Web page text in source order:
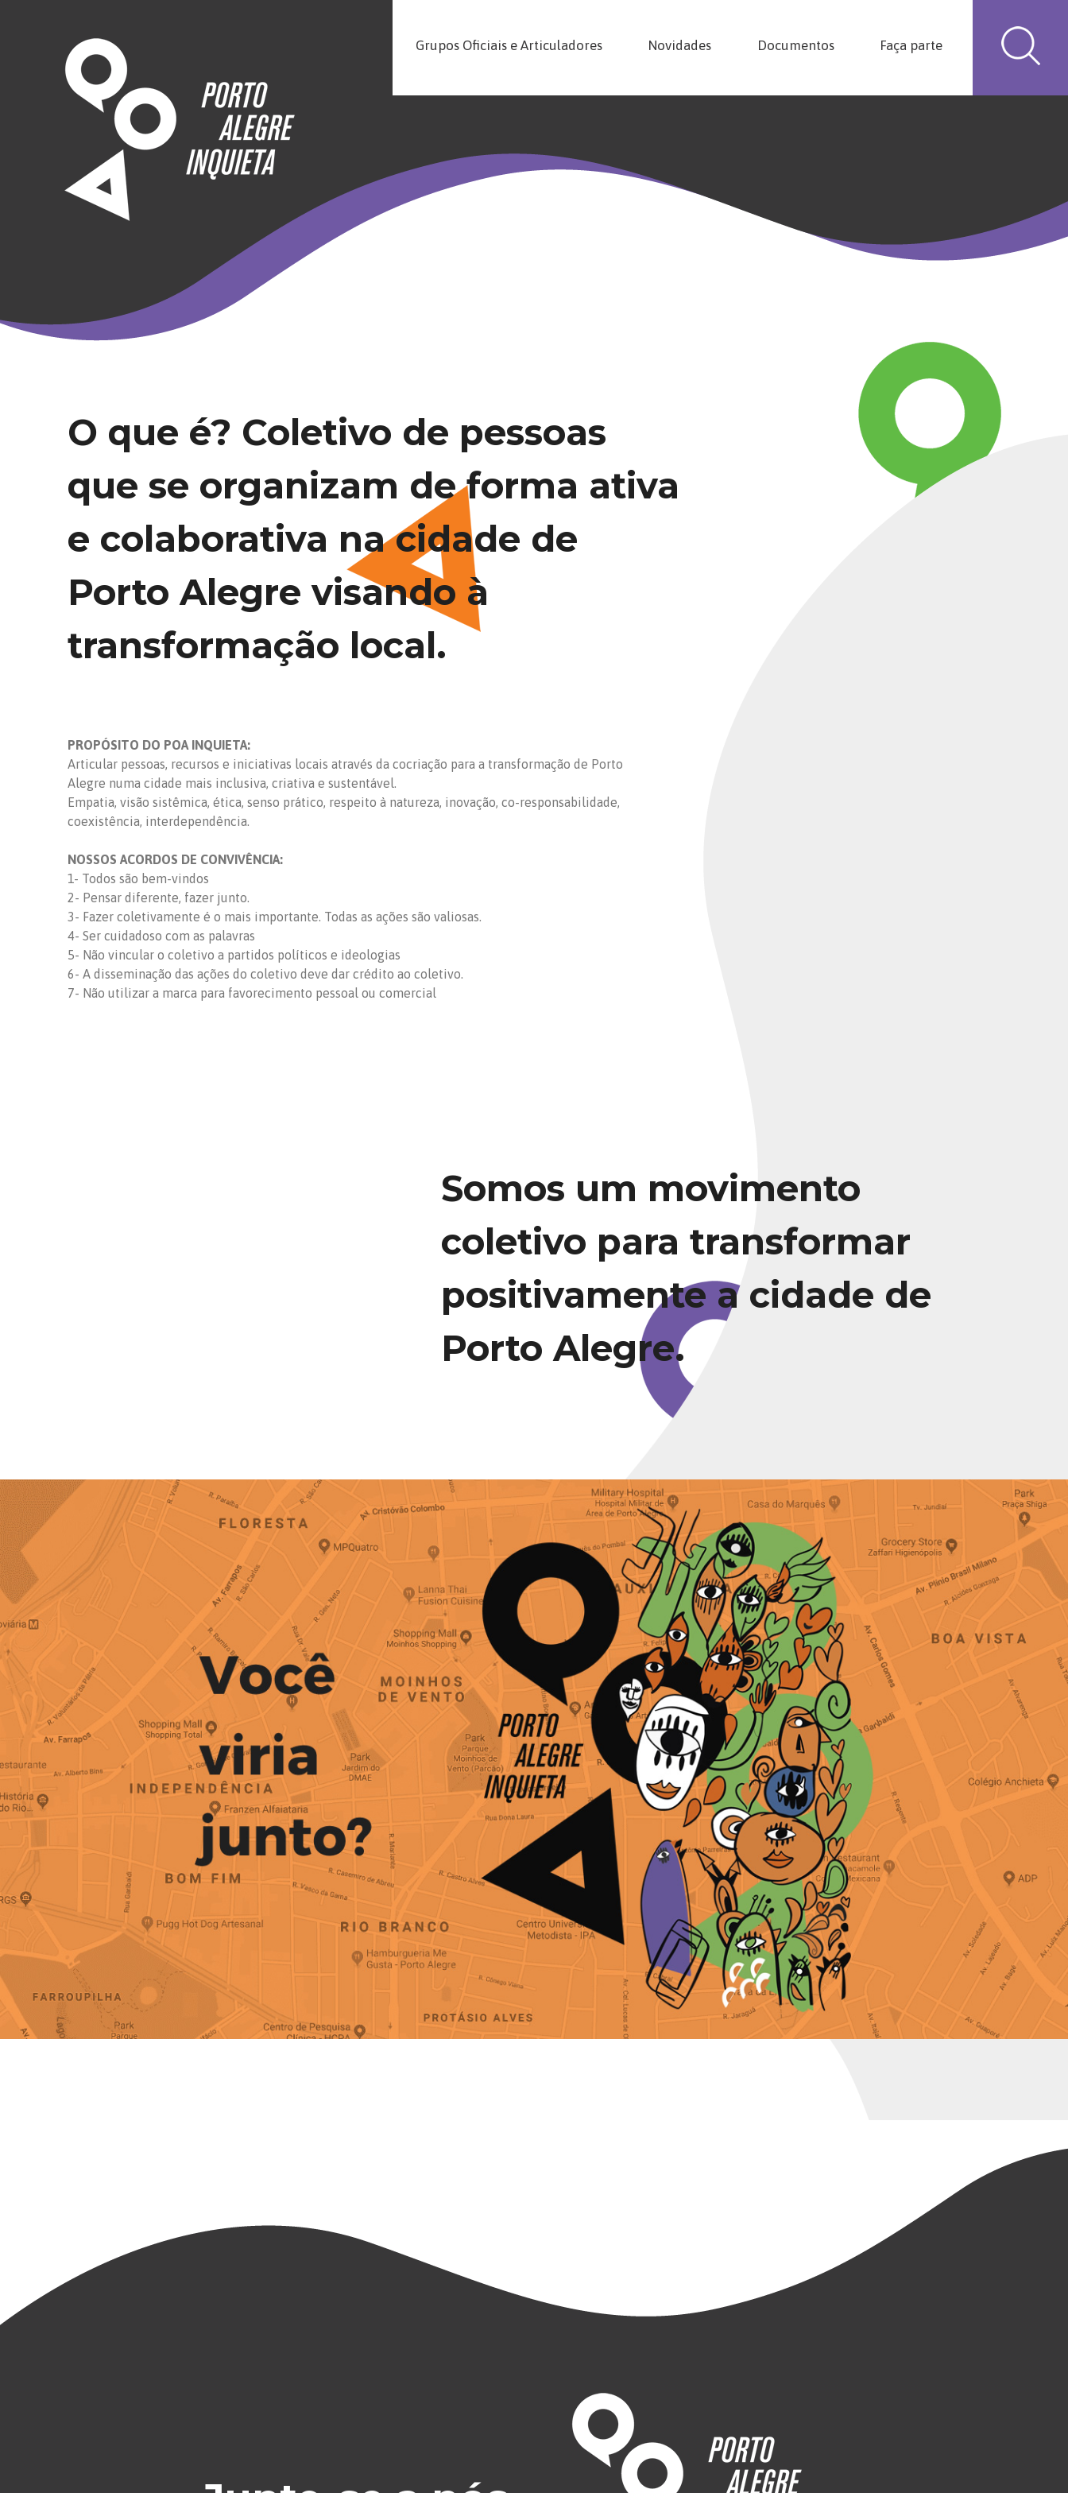
Grupos Oficiais e Articuladores Novidades Documentos Faça parte
O que é? Coletivo de pessoas
que se organizam de forma ativa
e colaborativa na cidade de
Porto Alegre visando à
transformação local.
PROPÓSITO DO POA INQUIETA:
Articular pessoas, recursos e iniciativas locais através da cocriação para a transformação de Porto
Alegre numa cidade mais inclusiva, criativa e sustentável.
Empatia, visão sistêmica, ética, senso prático, respeito à natureza, inovação, co-responsabilidade,
coexistência, interdependência.
NOSSOS ACORDOS DE CONVIVÊNCIA:
1- Todos são bem-vindos
2- Pensar diferente, fazer junto.
3- Fazer coletivamente é o mais importante. Todas as ações são valiosas.
4- Ser cuidadoso com as palavras
5- Não vincular o coletivo a partidos políticos e ideologias
6- A disseminação das ações do coletivo deve dar crédito ao coletivo.
7- Não utilizar a marca para favorecimento pessoal ou comercial
Somos um movimento
coletivo para transformar
positivamente a cidade de
Porto Alegre.